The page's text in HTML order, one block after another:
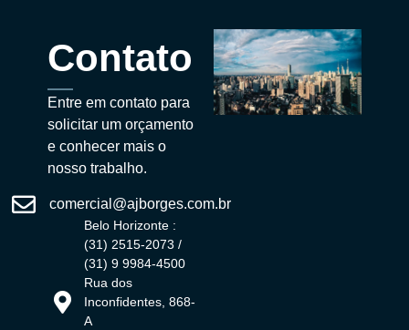
Contato
Entre em contato para
solicitar um orçamento
e conhecer mais o
nosso trabalho.
comercial@ajborges.com.br
Belo Horizonte :
(31) 2515-2073 /
(31) 9 9984-4500
Rua dos
Inconfidentes, 868-
A